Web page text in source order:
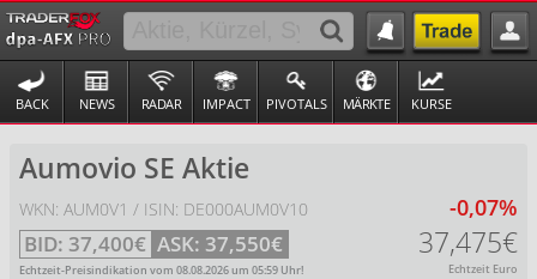
BACK NEWS RADAR IMPACT PIVOTALS MÄRKTE KURSE
Aumovio SE Aktie
WKN: AUM0V1 / ISIN: DE000AUM0V10
BID: 37,400€ ASK: 37,550€
Echtzeit-Preisindikation vom 08.08.2026um 05:59 Uhr!
-0,07%
37,475€
Echtzeit Euro